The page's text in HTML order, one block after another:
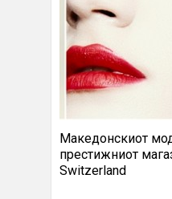
Македонскиот
престижниот
Switzerland